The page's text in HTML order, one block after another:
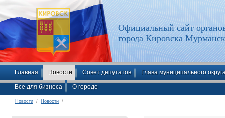
Официальный сайт
города Кировска
Главная Новости Совет депутатов Глава муниципального
Все для бизнеса О городе
Новости / Новости /